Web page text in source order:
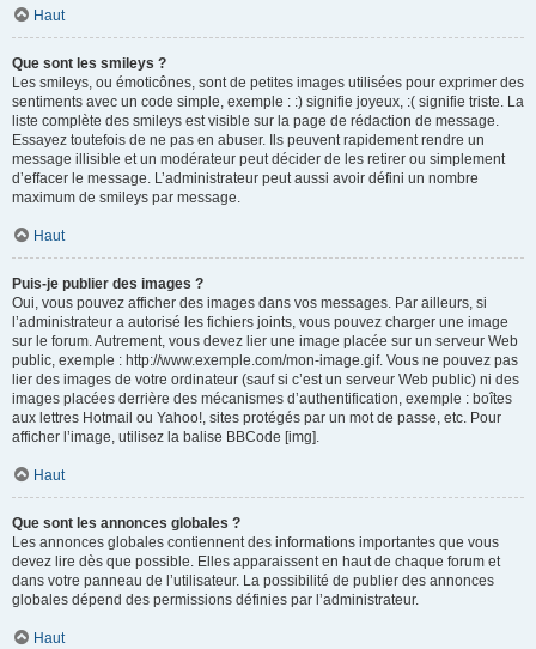
Haut
Que sont les smileys ?
Les smileys, ou émoticônes, sont de petites images utilisées pour exprimer des
sentiments avec un code simple, exemple : :) signifie joyeux, :( signifie triste. La
liste complète des smileys est visible sur la page de rédaction de message.
Essayez toutefois de ne pas en abuser. Ils peuvent rapidement rendre un
message illisible et un modérateur peut décider de les retirer ou simplement
d’effacer le message. L’administrateur peut aussi avoir défini un nombre
maximum de smileys par message.
Haut
Puis-je publier des images ?
Oui, vous pouvez afficher des images dans vos messages. Par ailleurs, si
l’administrateur a autorisé les fichiers joints, vous pouvez charger une image
sur le forum. Autrement, vous devez lier une image placée sur un serveur Web
public, exemple : http://www.exemple.com/mon-image.gif. Vous ne pouvez pas
lier des images de votre ordinateur (sauf si c’est un serveur Web public) ni des
images placées derrière des mécanismes d’authentification, exemple : boîtes
aux lettres Hotmail ou Yahoo!, sites protégés par un mot de passe, etc. Pour
afficher l’image, utilisez la balise BBCode [img].
Haut
Que sont les annonces globales ?
Les annonces globales contiennent des informations importantes que vous
devez lire dès que possible. Elles apparaissent en haut de chaque forum et
dans votre panneau de l’utilisateur. La possibilité de publier des annonces
globales dépend des permissions définies par l’administrateur.
Haut